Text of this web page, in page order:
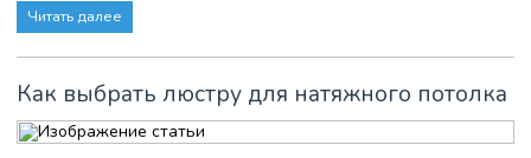
Читать далее
Как выбрать люстру для натяжного потолка